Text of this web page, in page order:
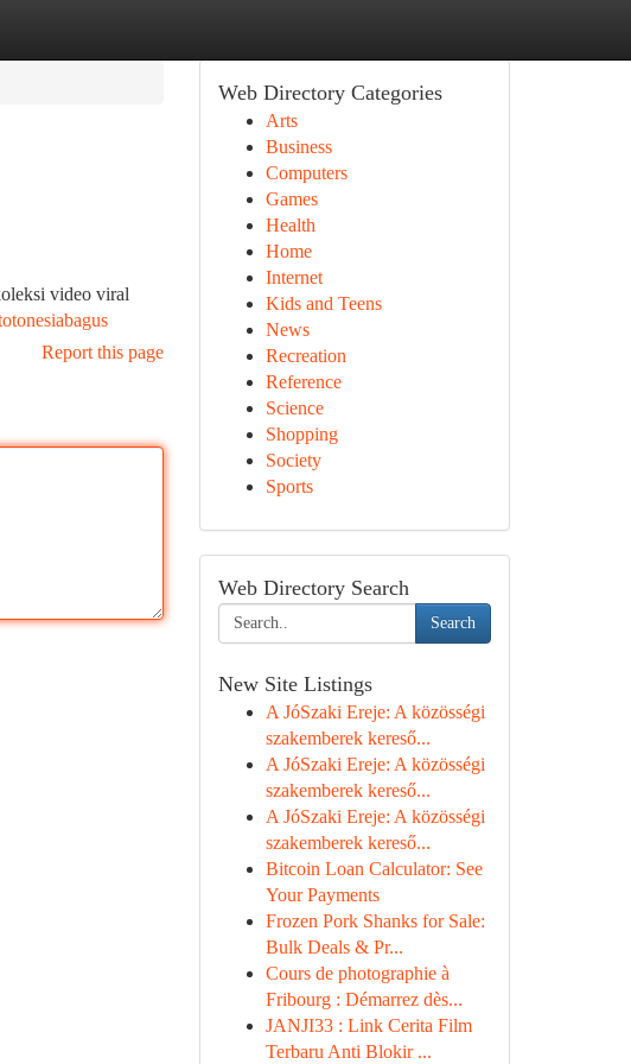
video viral
Report this page
Web Directory Categories
Arts
Business
Computers
Games
Health
Home
Internet
Kids and Teens
News
Recreation
Reference
Science
Shopping
Society
Sports
Web Directory Search
Search
New Site Listings
A JóSzaki Ereje: A közösségi
szakemberek kereső...
A JóSzaki Ereje: A közösségi
szakemberek kereső...
A JóSzaki Ereje: A közösségi
szakemberek kereső...
Bitcoin Loan Calculator: See
Your Payments
Frozen Pork Shanks for Sale:
Bulk Deals & Pr...
Cours de photographie à
Fribourg : Démarrez dès...
JANJI33 : Link Cerita Film
Terbaru Anti Blokir ...